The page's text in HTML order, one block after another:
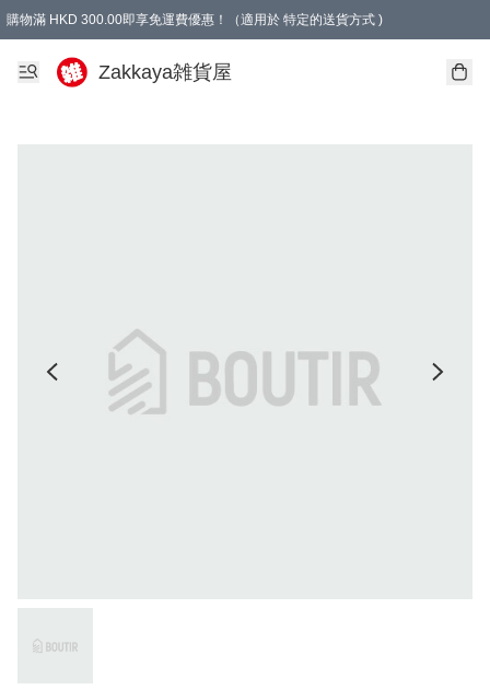
購物滿 HKD 300.00即享免運費優惠！（適用於 特定的送貨方式 )
Zakkaya雑貨屋